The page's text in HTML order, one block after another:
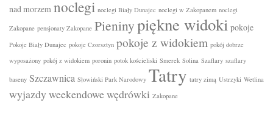
nad morzem noclegi noclegi Biały Dunajec noclegi w Zakopanem noclegi
Zakopane pensjonaty Zakopane Pieninypiękne widoki pokoje
Pokoje Biały Dunajec pokoje Czorsztyn pokoje z widokiem pokój dobrze
wyposażony pokój z widokiem poronin potok kościeliski Smerek Solina Szaflary szaflary
baseny Szczawnica Słowiński Park Narodowy Tatry tatry zimą Ustrzyki Wetlina
wyjazdy weekendowewędrówki Zakopane